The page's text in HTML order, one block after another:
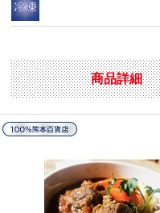
商品詳細